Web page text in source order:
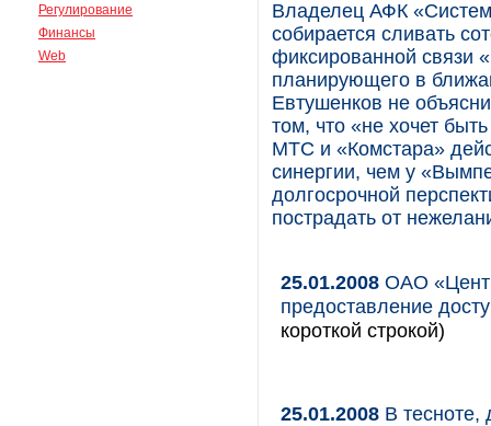
Регулирование
Финансы
Web
Владелец АФК
собирается сливать
фиксированной связи
планирующего в
Евтушенков не
том, что «не хочет
МТС и «Комстара»
синергии, чем у
долгосрочной
пострадать от
25.01.2008 ОАО
предоставление
короткой строкой)
25.01.2008 В тесноте,